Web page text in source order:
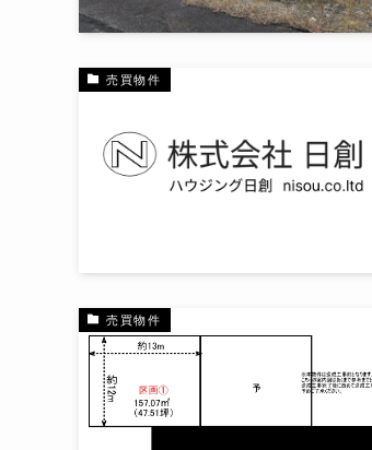
売買物件
売買物件